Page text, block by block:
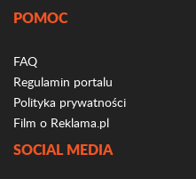
POMOC
FAQ
Regulamin portalu
Polityka prywatności
Film o Reklama.pl
SOCIAL MEDIA